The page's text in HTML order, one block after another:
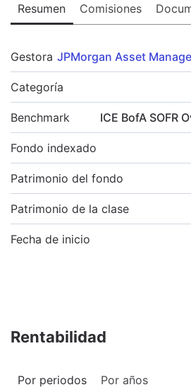
Resumen Comisiones
Gestora JPMorgan Asset
Categoría
Benchmark ICE BofA SOFR
Fondo indexado
Patrimonio del fondo
Patrimonio de la clase
Fecha de inicio
Rentabilidad
Por periodos Por años